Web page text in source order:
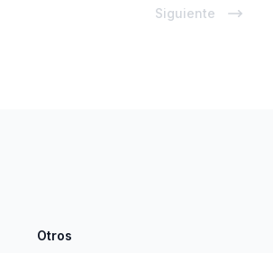
Siguiente
Otros